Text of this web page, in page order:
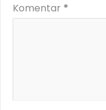
Komentar *